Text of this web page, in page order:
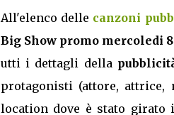
All'elenco delle canzoni
Big Show promo mercoledi
utti i dettagli della
protagonisti (attore,
location dove è stato